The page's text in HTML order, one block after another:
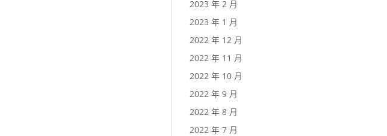
2023 年 2 月
2023 年 1 月
2022 年 12 月
2022 年 11 月
2022 年 10 月
2022 年 9 月
2022 年 8 月
2022 年 7 月